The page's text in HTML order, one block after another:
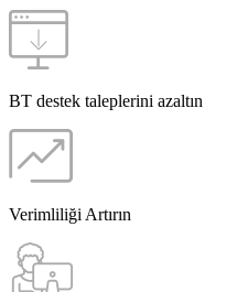
BT destek taleplerini azaltın
Verimliliği Artırın